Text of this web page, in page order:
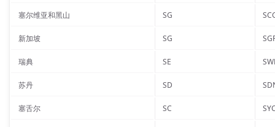
塞尔维亚和黑山 SG
新加坡 SG
瑞典 SE
苏丹 SD
塞舌尔 SC